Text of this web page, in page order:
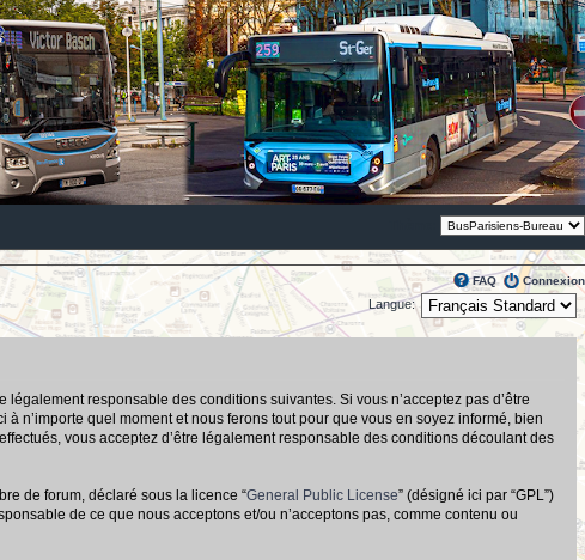
FAQ Connexion
Langue:
légalement responsable des conditions suivantes. Si vous n’acceptez pas d’être
n’importe quel moment et nous ferons tout pour que vous en soyez informé, bien
vous acceptez d’être légalement responsable des conditions découlant des
de forum, déclaré sous la licence “General Public License” (désigné ici par “GPL”)
de ce que nous acceptons et/ou n’acceptons pas, comme contenu ou